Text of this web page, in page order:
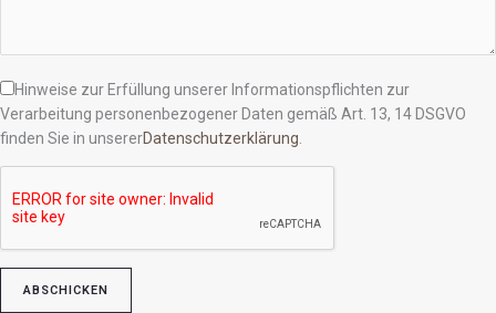
Hinweise zur Erfüllung unserer Informationspflichten zur
Verarbeitung personenbezogener Daten gemäß Art. 13, 14 DSGVO
finden Sie in unsererDatenschutzerklärung
Bitte lasse dieses Feld leer.